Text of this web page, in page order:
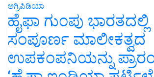
ಅಗ್ರಿಪಿಡಿಯಾ
ಹೈಫಾ ಗುಂಪು ಭಾರತದಲ್ಲಿ
ಸಂಪೂರ್ಣ ಮಾಲೀಕತ್ವದ
ಉಪಕಂಪನಿಯನ್ನು